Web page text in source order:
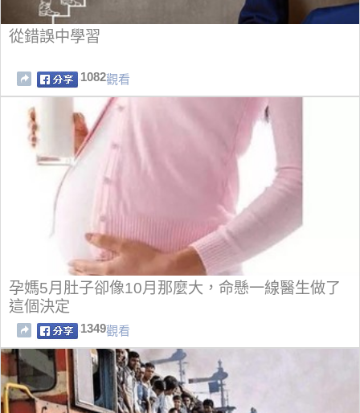
從錯誤中學習
1082觀看
孕媽5月肚子卻像10月那麼大，命懸一線醫生做了
這個決定
1349觀看